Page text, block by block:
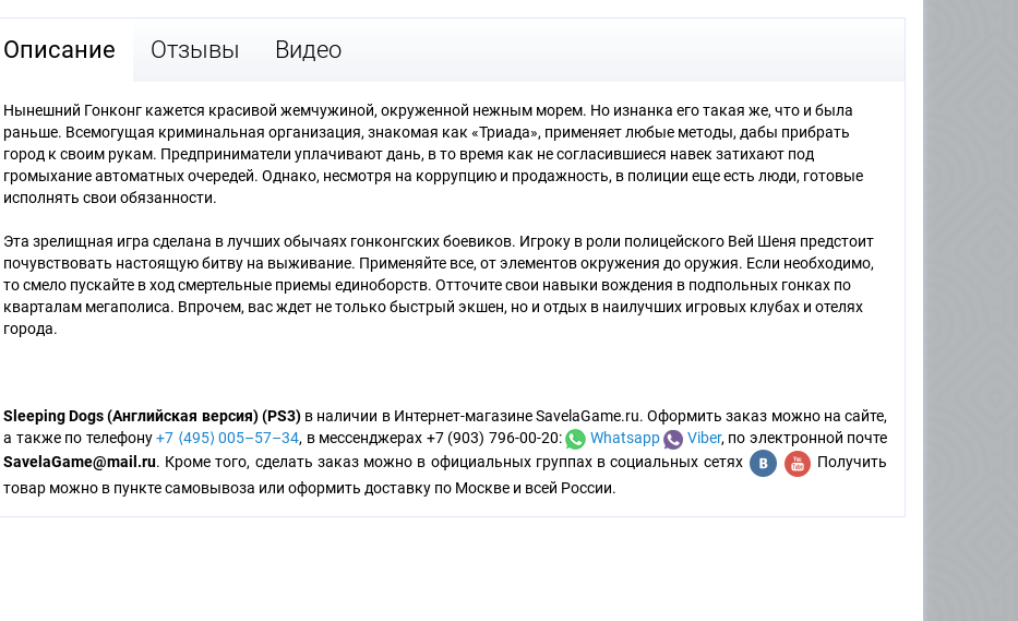
Описание Отзывы Видео
Нынешний Гонконг кажется красивой жемчужиной, окруженной нежным морем. Но изнанка его такая же, что и была
раньше. Всемогущая криминальная организация, знакомая как «Триада», применяет любые методы, дабы прибрать
город к своим рукам. Предприниматели уплачивают дань, в то время как не согласившиеся навек затихают под
громыхание автоматных очередей. Однако, несмотря на коррупцию и продажность, в полиции еще есть люди, готовые
исполнять свои обязанности.
Эта зрелищная игра сделана в лучших обычаях гонконгских боевиков. Игроку в роли полицейского Вей Шеня предстоит
почувствовать настоящую битву на выживание. Применяйте все, от элементов окружения до оружия. Если необходимо,
то смело пускайте в ход смертельные приемы единоборств. Отточите свои навыки вождения в подпольных гонках по
кварталам мегаполиса. Впрочем, вас ждет не только быстрый экшен, но и отдых в наилучших игровых клубах и отелях
города.
Sleeping Dogs (Английская версия) (PS3)в наличии в Интернет-магазине SavelaGame.ru. Оформить заказ можно на сайте,
а также по телефону+7 ⟨495⟩ 005–57–34, в мессенджерах +7 (903) 796-00-20: Whatsapp Viber, по электронной почте
SavelaGame@mail.ru. Кроме того, сделать заказ можно в официальных группах в социальных сетях
Получить
товар можно в пункте самовывоза или оформить доставку по Москве и всей России.